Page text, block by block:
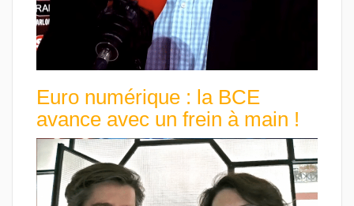
Euro numérique : la BCE
avance avec un frein à main !